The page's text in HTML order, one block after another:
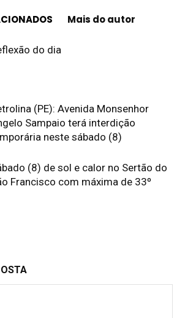
Mais do autor
do dia
(PE): Avenida Monsenhor
Sampaio terá interdição
neste sábado (8)
(8) de sol e calor no Sertão do
Francisco com máxima de 33º